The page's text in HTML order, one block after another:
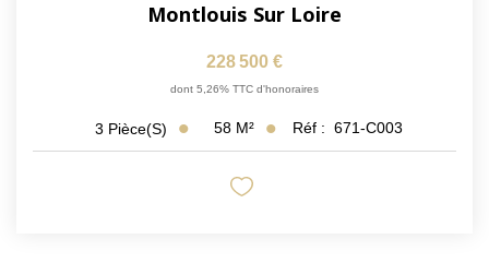
Montlouis Sur Loire
228 500 €
dont 5,26% TTC d'honoraires
3 Pièce(s) 58 M² Réf : 671-C003